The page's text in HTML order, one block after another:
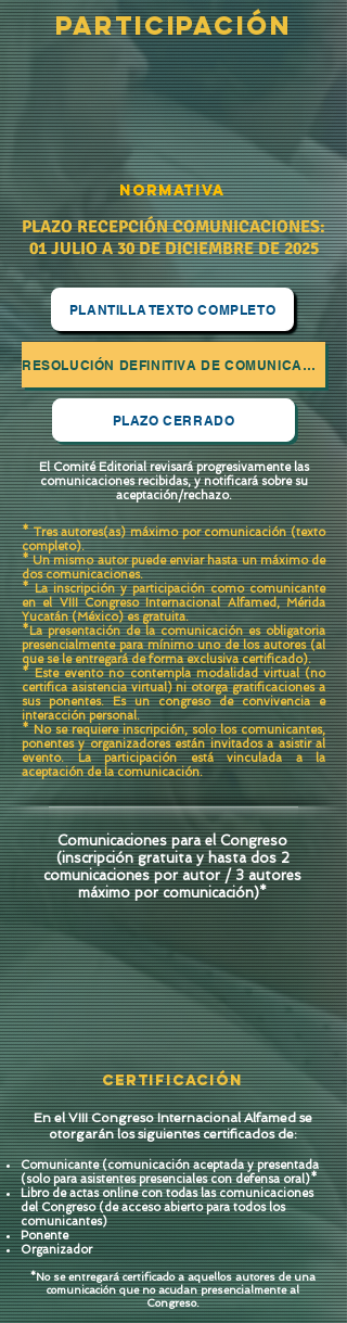
participación
Normativa
PLAZO RECEPCIÓN COMUNICACIONES:
01 JULIO A 30 DE DICIEMBRE DE 2025
PLANTILLA TEXTO COMPLETO
RESOLUCIÓN DEFINITIVA DE COMUNICACIONES ACEPTADAS
PLAZO CERRADO
El Comité Editorial revisará progresivamente las
comunicaciones recibidas, y notificará sobre su
aceptación/rechazo.
* Tres autores(as) máximo por comunicación (texto
completo).
* Un mismo autor puede enviar hasta un máximo de
dos comunicaciones.
* La inscripción y participación como comunicante
en el VIII Congreso Internacional Alfamed, Mérida
Yucatán (México) es gratuita.
*La presentación de la comunicación es obligatoria
presencialmente para mínimo uno de los autores (al
que se le entregará de forma exclusiva certificado).
* Este evento no contempla modalidad virtual (no
certifica asistencia virtual) ni otorga gratificaciones a
sus ponentes. Es un congreso de convivencia e
interacción personal.
* No se requiere inscripción, solo los comunicantes,
ponentes y organizadores están invitados a asistir al
evento. La participación está vinculada a la
aceptación de la comunicación.
Comunicaciones para el Congreso
(inscripción gratuita y hasta dos 2
comunicaciones por autor / 3 autores
máximo por comunicación)*
Certificación
En el VIII Congreso Internacional Alfamed se
otorgarán los siguientes certificados de:
Comunicante (comunicación aceptada y presentada
(solo para asistentes presenciales con defensa oral)*
Libro de actas online con todas lascomunicaciones
del Congreso (de acceso abierto para todos los
comunicantes)
Ponente
Organizador
*No se entregará certificado a aquellos autores de una
comunicación que no acudan presencialmente al
Congreso.